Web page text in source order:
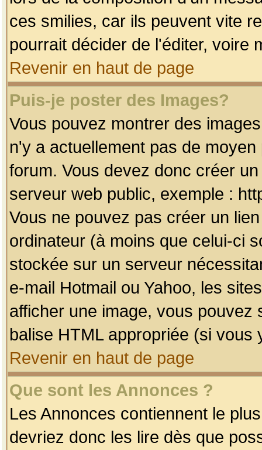
ces smilies, car ils peuvent vite
pourrait décider de l'éditer, voire
Revenir en haut de page
Puis-je poster des Images?
Vous pouvez montrer des
n'y a actuellement pas de
forum. Vous devez donc créer
serveur web public, exemple :
Vous ne pouvez pas créer un
ordinateur (à moins que celui-ci
stockée sur un serveur
e-mail Hotmail ou Yahoo, les
afficher une image, vous pouvez
balise HTML appropriée (si vous
Revenir en haut de page
Que sont les Annonces ?
Les Annonces contiennent le
devriez donc les lire dès que